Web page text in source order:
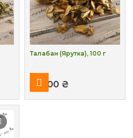
Талабан (Ярутка), 100 г
₴